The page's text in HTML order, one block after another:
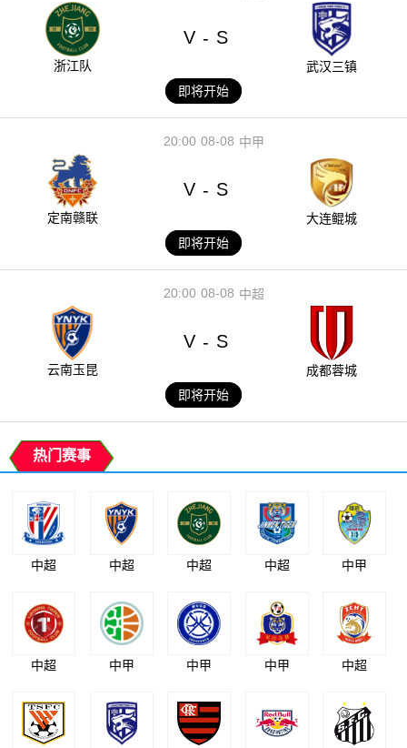
浙江队
V - S
武汉三镇
即将开始
08-08
20:00 中甲
定南赣联
V - S
大连鲲城
即将开始
08-08
20:00 中超
云南玉昆
V - S
成都蓉城
即将开始
热门赛事
中超 中超 中超 中超 中甲
中超 中甲 中甲 中甲 中超